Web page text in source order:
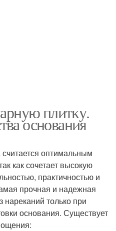
плитку.
основания
оптимальным
как сочетает высокую
практичностью и
прочная и надежная
нареканий только при
основания. Существует